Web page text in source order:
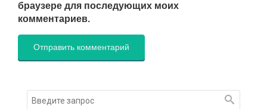
браузере для последующих моих
комментариев.